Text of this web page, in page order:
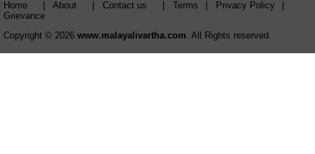
Home About Contact us Terms Privacy Policy
Grievance
Copyright © 2026 www.malayalivartha.com . All Rights reserved.